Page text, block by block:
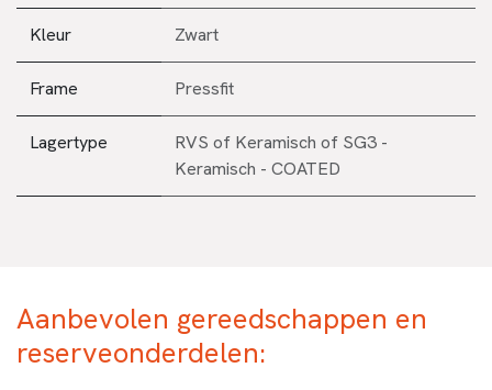
Kleur Zwart
Frame Pressfit
Lagertype RVS of Keramisch of SG3 -
Keramisch - COATED
Aanbevolen gereedschappen en
reserveonderdelen: